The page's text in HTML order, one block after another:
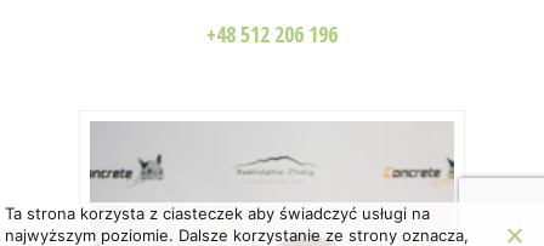
+48 512 206 196
Ta strona korzysta z ciasteczek aby świadczyć usługi na
najwyższym poziomie. Dalsze korzystanie ze strony oznacza,